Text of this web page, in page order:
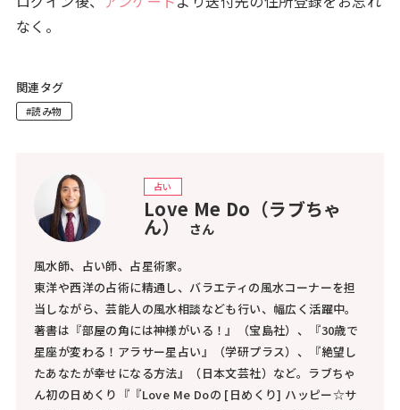
なく。
関連タグ
#読み物
占い
Love Me Do（ラブちゃ
ん） さん
風水師、占い師、占星術家。
東洋や西洋の占術に精通し、バラエティの風水コーナーを担
当しながら、芸能人の風水相談なども行い、幅広く活躍中。
著書は『部屋の角には神様がいる！』（宝島社）、『30歳で
星座が変わる！アラサー星占い』（学研プラス）、『絶望し
たあなたが幸せになる方法』（日本文芸社）など。ラブちゃ
ん初の日めくり『『Love Me Doの [日めくり] ハッピー☆サ